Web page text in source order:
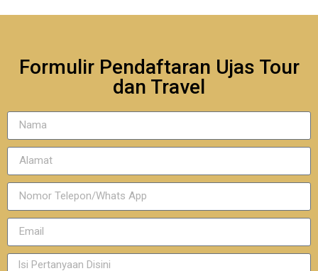
Formulir Pendaftaran Ujas Tour
dan Travel